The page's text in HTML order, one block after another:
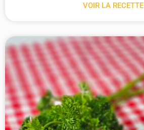
VOIR LA RECETTE